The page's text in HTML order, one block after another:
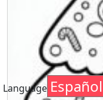
Language